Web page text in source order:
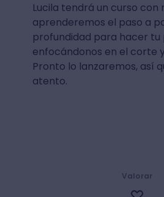
Lucila tendrá un curso con
aprenderemos el paso a
profundidad para hacer
enfocándonos en el corte
Pronto lo lanzaremos, así
atento.
Valorar